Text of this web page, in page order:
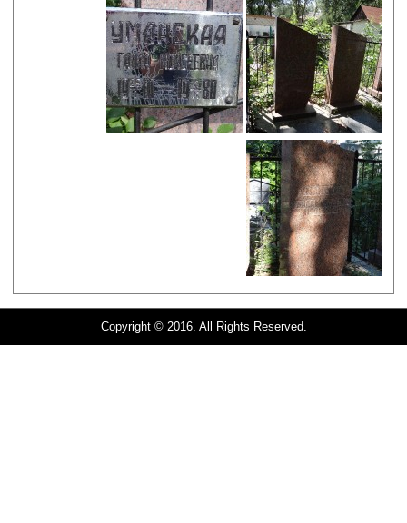
Copyright © 2016. All Rights Reserved.